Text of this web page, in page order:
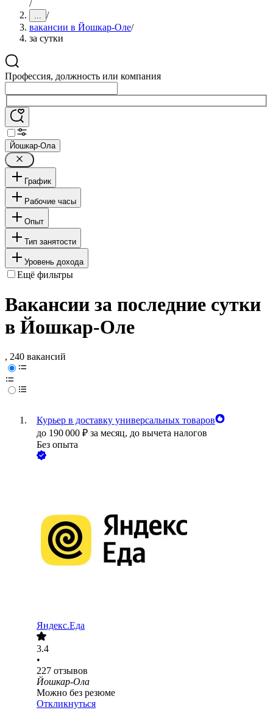
/
... /
вакансии в Йошкар-Оле/
за сутки
Профессия, должность или компания
Йошкар-Ола
График
Рабочие часы
Опыт
Тип занятости
Уровень дохода
Ещё фильтры
Вакансии за последние сутки
в Йошкар-Оле
, 240 вакансий
Курьер в доставку универсальных товаров
до 190 000 ₽ за месяц, до вычета налогов
Без опыта
Яндекс.Еда
3.4
•
227 отзывов
Йошкар-Ола
Можно без резюме
Откликнуться